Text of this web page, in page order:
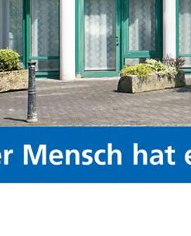
Hotspots Wiehl
Wiehler